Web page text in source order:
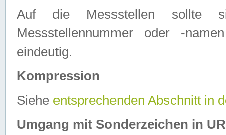
Auf die Messstellen sollte
Messstellennummer oder -
eindeutig.
Kompression
Siehe entsprechenden Abschnitt in
Umgang mit Sonderzeichen in